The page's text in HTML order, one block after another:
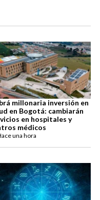
millonaria inversión en
en Bogotá: cambiarán
en hospitales y
médicos
una hora